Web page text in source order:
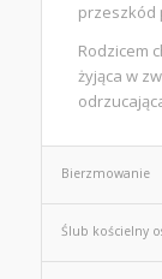
przeszkód
Rodzicem
żyjąca w
Bierzmowanie
Ślub kościelny